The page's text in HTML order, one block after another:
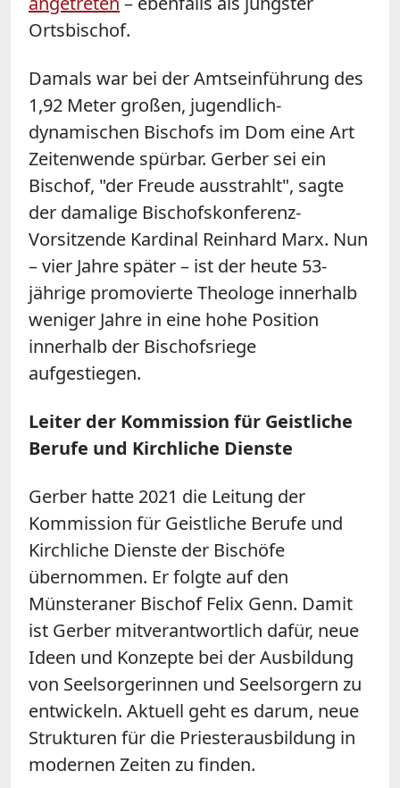
Ortsbischof.
Damals war bei der Amtseinführung des
1,92 Meter großen, jugendlich-
dynamischen Bischofs im Dom eine Art
Zeitenwende spürbar. Gerber sei ein
Bischof, "der Freude ausstrahlt", sagte
der damalige Bischofskonferenz-
Vorsitzende Kardinal Reinhard Marx. Nun
– vier Jahre später – ist der heute 53-
jährige promovierte Theologe innerhalb
weniger Jahre in eine hohe Position
innerhalb der Bischofsriege
aufgestiegen.
Leiter der Kommission für Geistliche
Berufe und Kirchliche Dienste
Gerber hatte 2021 die Leitung der
Kommission für Geistliche Berufe und
Kirchliche Dienste der Bischöfe
übernommen. Er folgte auf den
Münsteraner Bischof Felix Genn. Damit
ist Gerber mitverantwortlich dafür, neue
Ideen und Konzepte bei der Ausbildung
von Seelsorgerinnen und Seelsorgern zu
entwickeln. Aktuell geht es darum, neue
Strukturen für die Priesterausbildung in
modernen Zeiten zu finden.